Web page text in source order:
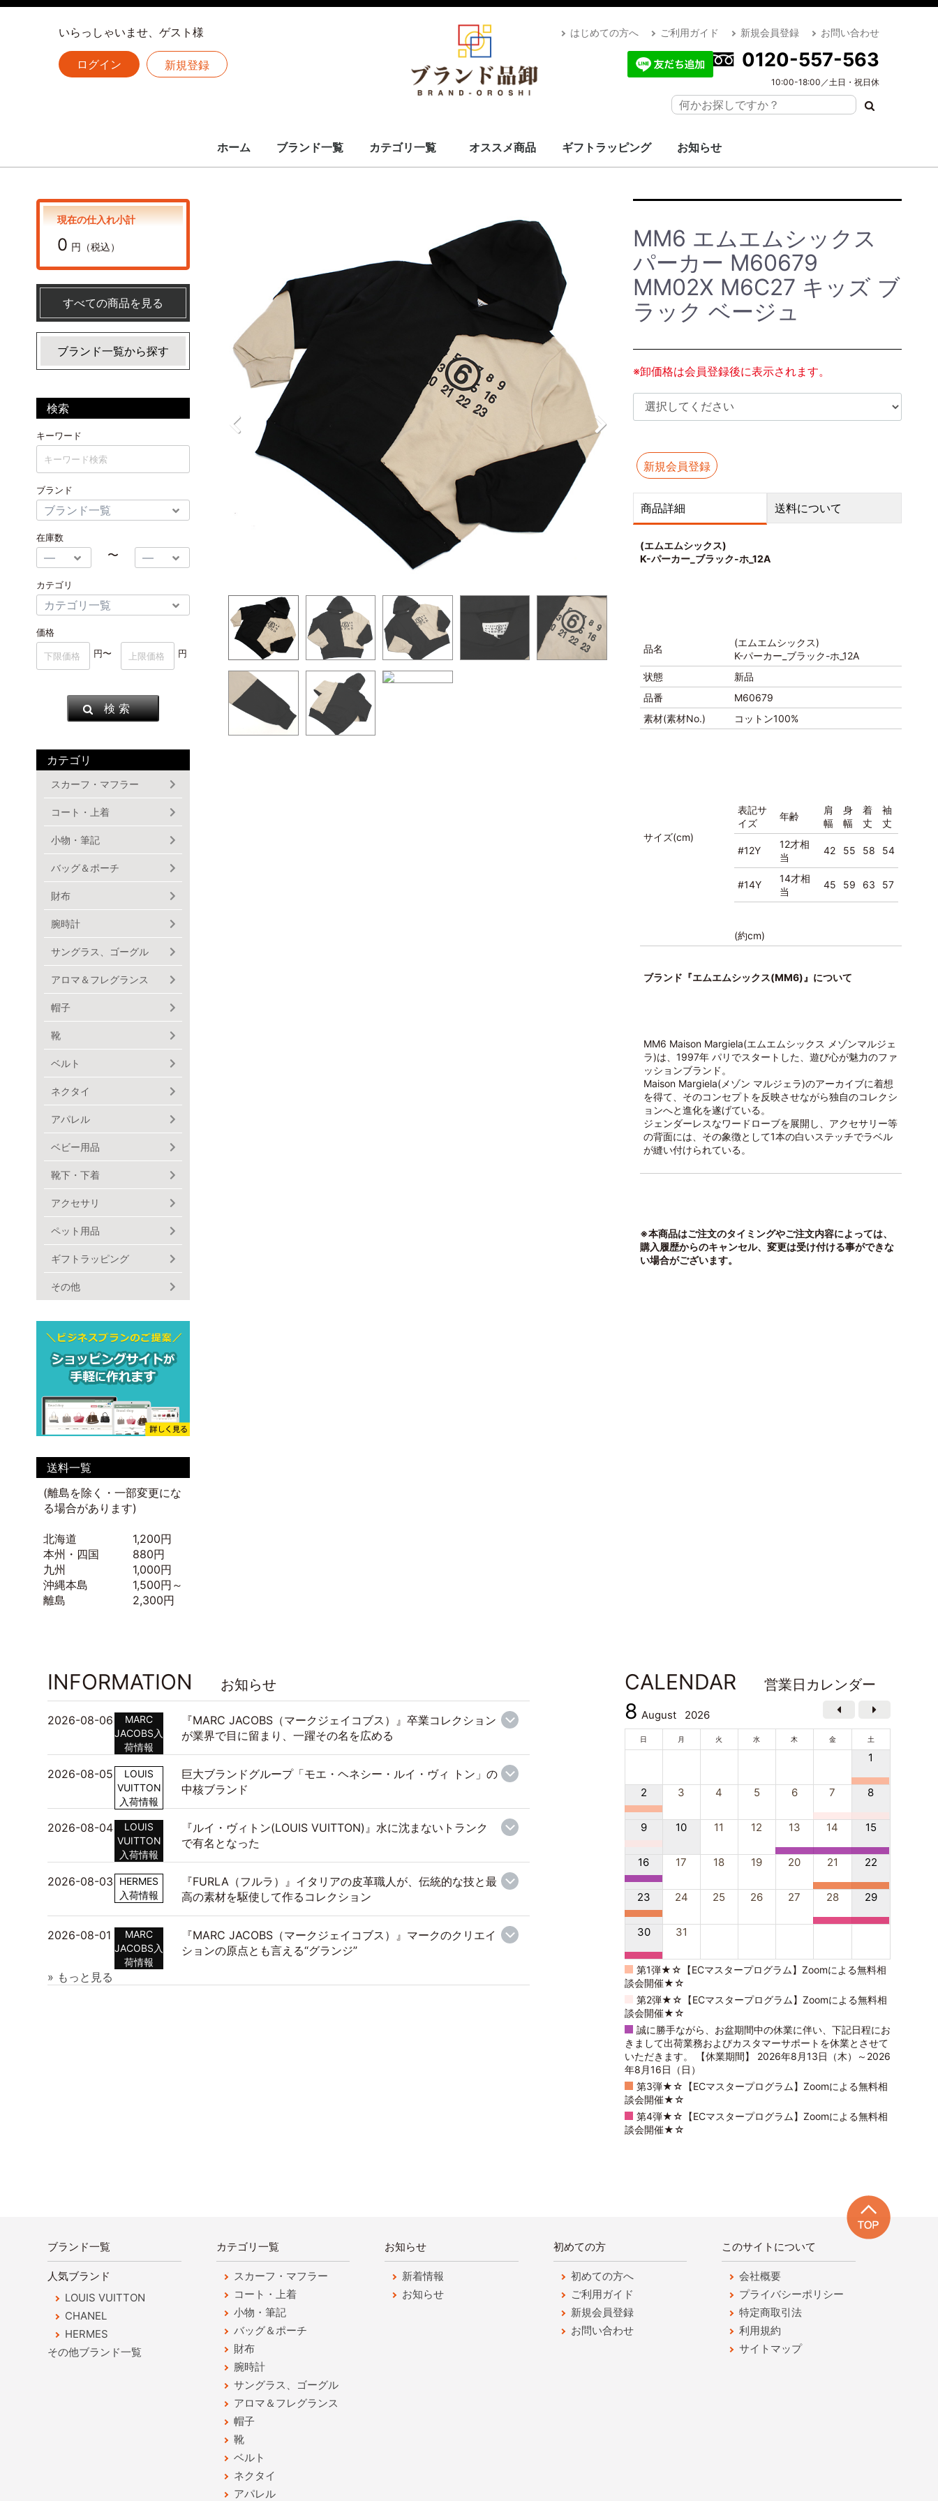
いらっしゃいませ、ゲスト様
ログイン 新規登録
はじめての方へ ご利用ガイド 新規会員登録 お問い合わせ
0120-557-563
10:00-18:00／土日・祝日休
ホーム ブランド一覧 カテゴリ一覧
スカーフ・マフラー
コート・上着
小物・筆記
バッグ＆ポーチ
財布
腕時計
サングラス、ゴーグル
アロマ＆フレグランス
帽子
靴
ベルト
ネクタイ
アパレル
ベビー用品
靴下・下着
アクセサリ
ペット用品
ギフトラッピング
その他
ALEXANDRE DE PARIS
BRIEFING FONDATION LOUIS VUITTON
CANADA GOOSE
UGG
Stefano Corsini
CAPE HORN
ZANELLATO
IL BISONTE
Vivienne Westwood
GIANNI CHIARINI
CARBOTTI
THENORTHFACE
Advisor
Kahler
Arabia
PATOU
Mackage
Satellite
Carhartt
Banyan's Visa Bay
CUTTER&BUCK
MARKET
PHARMACY
MC2 SAINT
GIORGIO ARMANI
STONEISLAND
YUZEFI
J&M DAVIDSON
Vivienne Westwood
14BROS
STAMERRA
SEE BY CHLOE
PENDLETON
OPENING CEREMONY
MSGM
LACOSTE
Kiton
KAPPA GOLF
HYDROGEN
本間ゴルフ
GOLDEN GOOSE
FRED PERRY
EA7
DROLE DE MONSIEUR
CULTI
Conklin
BUNNIES BY THE BAY
BRUNELLO CUCINELLI
Brioni
BROOKLYN HAT
AVentiQuattrore
ARMANI EXCHANGEADIDAS BY STELLA MCCARTNEY
APEDE MOD
VALEXTRA
MM6
MAISON KITSUNE
ISABEL MARANT
Sara Burglar
Zeus+Dione
Alexander McQueen
MaxMara
Maison Margiela
NIKE
ROLEX
AMI PARIS
JIL SANDER
TOD's
OFF-WHITE
Chloé
MARNI
STELLA MCCARTNEY
CELINE
Karl Lagerfeld
MOOSE KNUCKLES
CANADA GOOSE COMME des GARÇONS
BALMAIN
KENZO
TOM FORD
LOEWE
USED
Dr.Martens
GREGORY
TOMMY HILFIGER
CHARLES JOURDAN
MISSONI
VERSACE
LANVAN
Lunaria Cashmere
WOOLRICH
Côte&Ciel
MONTECORE
MONCLER
MARIMEKKO
DIOR
MIUMIU
Ray-Ban
POLICE
LAVENHAM
VALENTINO
IL BISONTE
HUGO BOSS
TATRAS
Le Sport sac
GOYARD
GIVENCHY
FRANKIE MORELLO
BORGIOLI
GHERARDINI
MARC JACOBS
OUTLET
TORY BURCH
DUVETICA
GLENROYAL
BVLGARI
BURBERRY
BERLUTI
BOTTEGA VENETA
BALENCIAGA
RALPH LAUREN
PRIMA CLASSE
PRADA
Paul Smith
MICHAEL KORS
LONGCHAMP
JIMMY CHOO
JACK SPADE
Jacques Britt
GUCCI
FURLA
FERRAGAMO
FENDI
FELISI
DUNHILL
DOLCE&GABBANA D&G
DIESEL
Di Giorgio
COACH
Christian Louboutin
CALVIN KLEIN
BALLY
CADINI
FEILER
BARK
MCM
Saint Laurent
Orobianco
EMPORIO ARMANI
HERMES
CHANEL
LOUIS VUITTON
オススメ商品 ギフトラッピング お知らせ
現在の仕入れ小計
0 円（税込）
すべての商品を見る
ブランド一覧から探す
検索
キーワード
ブランド
在庫数
〜
カテゴリ
価格
円〜
円
検 索
カテゴリ
スカーフ・マフラー
コート・上着
小物・筆記
バッグ＆ポーチ
財布
腕時計
サングラス、ゴーグル
アロマ＆フレグランス
帽子
靴
ベルト
ネクタイ
アパレル
ベビー用品
靴下・下着
アクセサリ
ペット用品
ギフトラッピング
その他
送料一覧
(離島を除く・一部変更にな
る場合があります)
北海道 1,200円
本州・四国 880円
九州 1,000円
沖縄本島 1,500円～
離島 2,300円
MM6 エムエムシックス
パーカー M60679
MM02X M6C27 キッズ ブ
ラック ベージュ
※卸価格は会員登録後に表示されます。
新規会員登録
商品詳細 送料について
(エムエムシックス)
K-パーカー_ブラック-ホ_12A
品名
(エムエムシックス)
K-パーカー_ブラック-ホ_12A
状態
新品
品番
M60679
素材(素材No.)
コットン100%
サイズ(cm)
表記サ
イズ
年齢
肩
幅
身
幅
着
丈
袖
丈
#12Y
12才相
当
42 55 58 54
#14Y
14才相
当
45 59 63 57
(約cm)
ブランド『エムエムシックス(MM6)』について
MM6 Maison Margiela(エムエムシックス メゾンマルジェ
ラ)は、1997年 パリでスタートした、遊び心が魅力のファ
ッションブランド。
Maison Margiela(メゾン マルジェラ)のアーカイブに着想
を得て、そのコンセプトを反映させながら独自のコレクシ
ョンへと進化を遂げている。
ジェンダーレスなワードローブを展開し、アクセサリー等
の背面には、その象徴として1本の白いステッチでラベル
が縫い付けられている。
※本商品はご注文のタイミングやご注文内容によっては、
購入履歴からのキャンセル、変更は受け付ける事ができな
い場合がございます。
INFORMATION お知らせ
2026-08-06
MARC
JACOBS入
荷情報
『MARC JACOBS（マークジェイコブス）』卒業コレクション
が業界で目に留まり、一躍その名を広める
2026-08-05
LOUIS
VUITTON
入荷情報
巨大ブランドグループ「モエ・ヘネシー・ルイ・ヴィ トン」の
中核ブランド
2026-08-04
LOUIS
VUITTON
入荷情報
『ルイ・ヴィトン(LOUIS VUITTON)』水に沈まないトランク
で有名となった
2026-08-03
HERMES
入荷情報
『FURLA（フルラ）』イタリアの皮革職人が、伝統的な技と最
高の素材を駆使して作るコレクション
2026-08-01
MARC
JACOBS入
荷情報
『MARC JACOBS（マークジェイコブス）』マークのクリエイ
ションの原点とも言える“グランジ”
» もっと見る
CALENDAR 営業日カレンダー
8 August 2026
日 月 火 水 木 金 土
1
2 3 4 5 6 7 8
9 10 11 12 13 14 15
16 17 18 19 20 21 22
23 24 25 26 27 28 29
30 31
第1弾★☆【ECマスタープログラム】Zoomによる無料相
談会開催★☆
第2弾★☆【ECマスタープログラム】Zoomによる無料相
談会開催★☆
誠に勝手ながら、お盆期間中の休業に伴い、下記日程にお
きまして出荷業務およびカスタマーサポートを休業とさせて
いただきます。 【休業期間】 2026年8月13日（木）～2026
年8月16日（日）
第3弾★☆【ECマスタープログラム】Zoomによる無料相
談会開催★☆
第4弾★☆【ECマスタープログラム】Zoomによる無料相
談会開催★☆
ブランド一覧
人気ブランド
LOUIS VUITTON
CHANEL
HERMES
その他ブランド一覧
カテゴリ一覧
スカーフ・マフラー
コート・上着
小物・筆記
バッグ＆ポーチ
財布
腕時計
サングラス、ゴーグル
アロマ＆フレグランス
帽子
靴
ベルト
ネクタイ
アパレル
お知らせ
新着情報
お知らせ
初めての方
初めての方へ
ご利用ガイド
新規会員登録
お問い合わせ
このサイトについて
会社概要
プライバシーポリシー
特定商取引法
利用規約
サイトマップ